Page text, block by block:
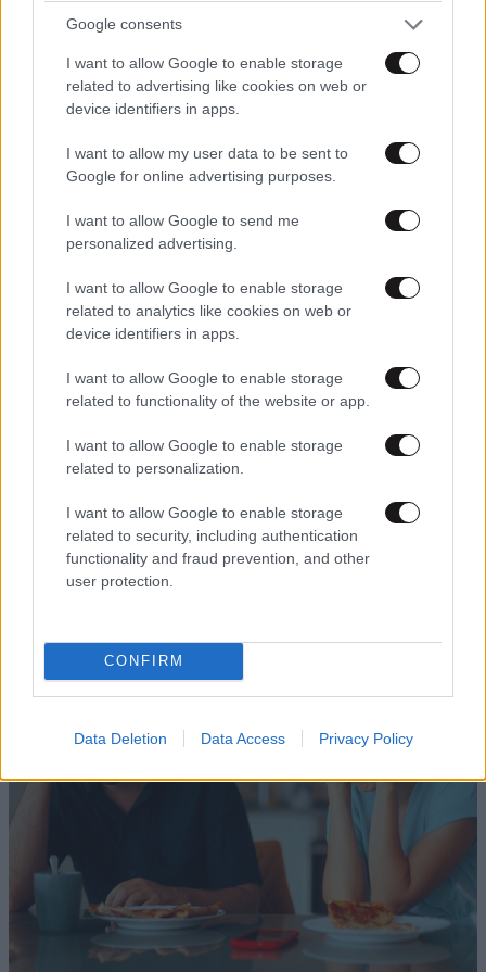
Google consents
I want to allow Google to enable storage
related to advertising like cookies on web or
device identifiers in apps.
I want to allow my user data to be sent to
Google for online advertising purposes.
I want to allow Google to send me
personalized advertising.
I want to allow Google to enable storage
related to analytics like cookies on web or
device identifiers in apps.
I want to allow Google to enable storage
related to functionality of the website or app.
I want to allow Google to enable storage
related to personalization.
I want to allow Google to enable storage
related to security, including authentication
functionality and fraud prevention, and other
user protection.
CONFIRM
Data Deletion Data Access Privacy Policy
ΕΛΛΑΔΑ06·08·2026 00:09
Σαν σήμερα 6 Αυγούστου: Πεθαίνει η Ρίτα
Σακελλαρίου, η λαϊκή ντίβα που έκανε τη ζωή
LIFESTYLE05·08·2026 17:48
Παλάτι Marivent: Πώς οι κληρονόμοι του
Ιωάννη Σαριδάκη αφαίρεσαν 1.300 έργα τέχνης